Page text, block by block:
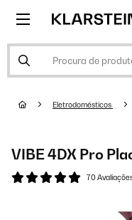
Eletrodomésticos
VIBE 4DX Pro
70